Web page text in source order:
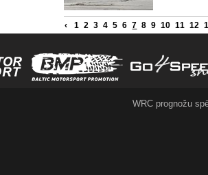
‹ 1 2 3 4 5 6 7 8 9 10 11 12
WRC prognožu